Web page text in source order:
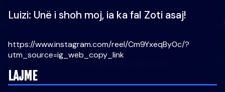
Luizi: Unë i shoh moj, ia ka fal Zoti asaj!
https://www.instagram.com/reel/Cm9YxeqBy0c/?
utm_source=ig_web_copy_link
LAJME